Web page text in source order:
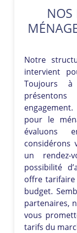
NOS
Notre
intervient
Toujours
pour le
évaluons
considérons
un
possibilité
offre
budget.
partenaires,
vous
tarifs du